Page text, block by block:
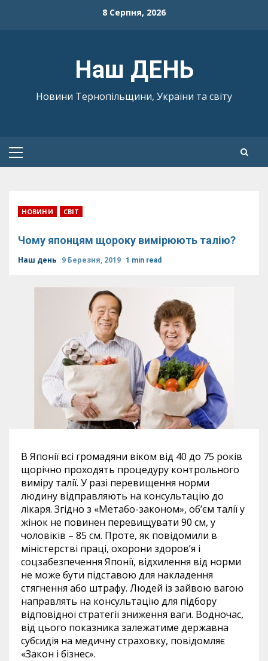
8 Серпня, 2026
Наш ДЕНЬ
Новини Тернопільщини, України та світу
Primary
НОВИНИ СВІТ
Чому японцям щороку вимірюють талію?
Наш день 9 Березня, 2019 1 min read
В Японії всі громадяни віком від 40 до 75 років
щорічно проходять процедуру контрольного
виміру талії. У разі перевищення норми
людину відправляють на консультацію до
лікаря. Згідно з «Метабо-законом», об’єм талії у
жінок не повинен перевищувати 90 см, у
чоловіків – 85 см. Проте, як повідомили в
міністерстві праці, охорони здоров’я і
соцзабезпечення Японії, відхилення від норми
не може бути підставою для накладення
стягнення або штрафу. Людей із зайвою вагою
направлять на консультацію для підбору
відповідної стратегії зниження ваги. Водночас,
від цього показника залежатиме державна
субсидія на медичну страховку, повідомляє
«Закон і бізнес».